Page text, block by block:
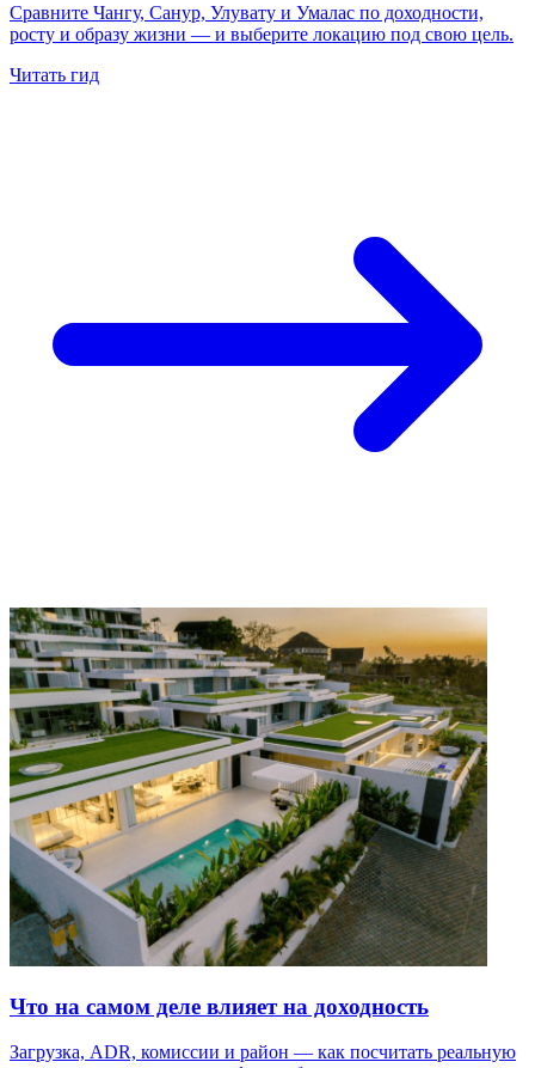
Сравните Чангу, Санур, Улувату и Умалас по доходности,
росту и образу жизни — и выберите локацию под свою цель.
Читать гид
Что на самом деле влияет на доходность
Загрузка, ADR, комиссии и район — как посчитать реальную